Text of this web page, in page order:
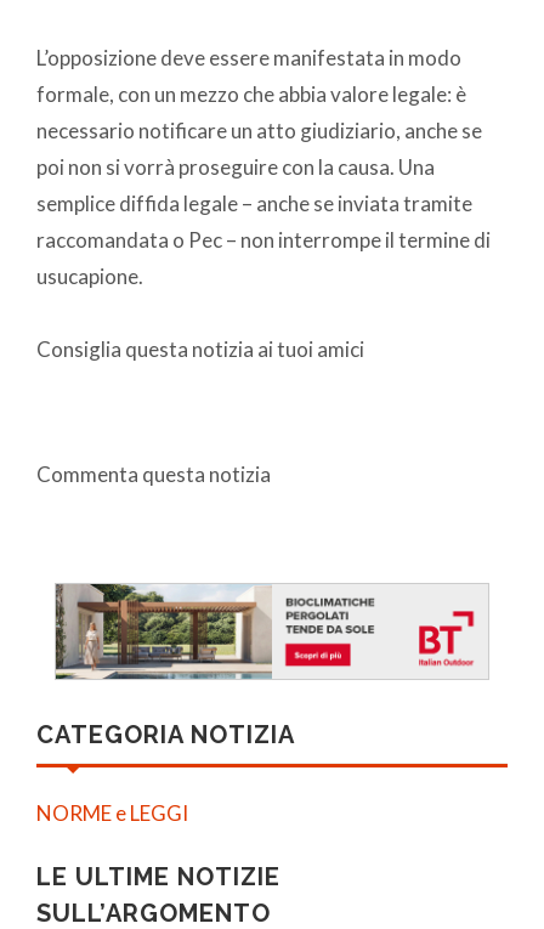
L’opposizione deve essere manifestata in modo
formale, con un mezzo che abbia valore legale: è
necessario notificare un atto giudiziario, anche se
poi non si vorrà proseguire con la causa. Una
semplice diffida legale – anche se inviata tramite
raccomandata o Pec – non interrompe il termine di
usucapione.
Consiglia questa notizia ai tuoi amici
Commenta questa notizia
CATEGORIA NOTIZIA
NORME e LEGGI
LE ULTIME NOTIZIE
SULL’ARGOMENTO